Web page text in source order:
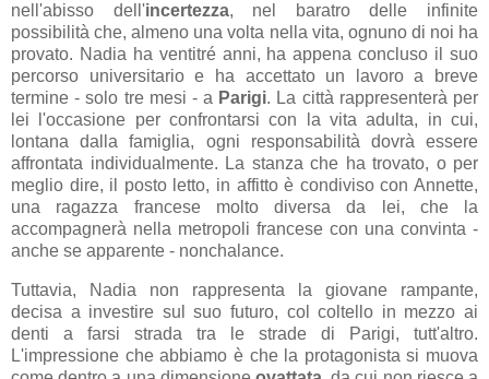
nell'abisso dell'incertezza, nel baratro delle infinite
possibilità che, almeno una volta nella vita, ognuno di noi ha
provato. Nadia ha ventitré anni, ha appena concluso il suo
percorso universitario e ha accettato un lavoro a breve
termine - solo tre mesi - a Parigi. La città rappresenterà per
lei l'occasione per confrontarsi con la vita adulta, in cui,
lontana dalla famiglia, ogni responsabilità dovrà essere
affrontata individualmente. La stanza che ha trovato, o per
meglio dire, il posto letto, in affitto è condiviso con Annette,
una ragazza francese molto diversa da lei, che la
accompagnerà nella metropoli francese con una convinta -
anche se apparente - nonchalance.
Tuttavia, Nadia non rappresenta la giovane rampante,
decisa a investire sul suo futuro, col coltello in mezzo ai
denti a farsi strada tra le strade di Parigi, tutt'altro.
L'impressione che abbiamo è che la protagonista si muova